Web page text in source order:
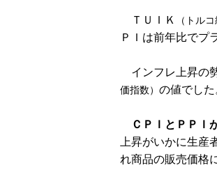
ＴＵＩＫ （トル
ＰＩは前年比でプ
インフレ上昇の
価指数） の値でし
ＣＰＩとＰＰＩ
上昇がいかに生
れ商品の販売価格